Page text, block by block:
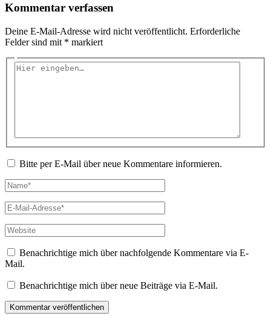
Kommentar verfassen
Deine E-Mail-Adresse wird nicht veröffentlicht. Erforderliche
Felder sind mit * markiert
Hier
Bitte per E-Mail über neue Kommentare informieren.
Name*
E-
Mail-
Adresse*
Website
Benachrichtige mich über nachfolgende Kommentare via E-
Mail.
Benachrichtige mich über neue Beiträge via E-Mail.